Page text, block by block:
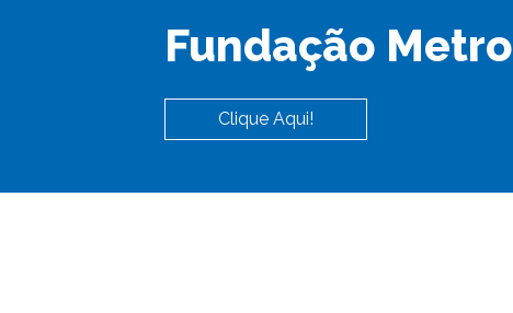
Fundação Metro
Clique Aqui!